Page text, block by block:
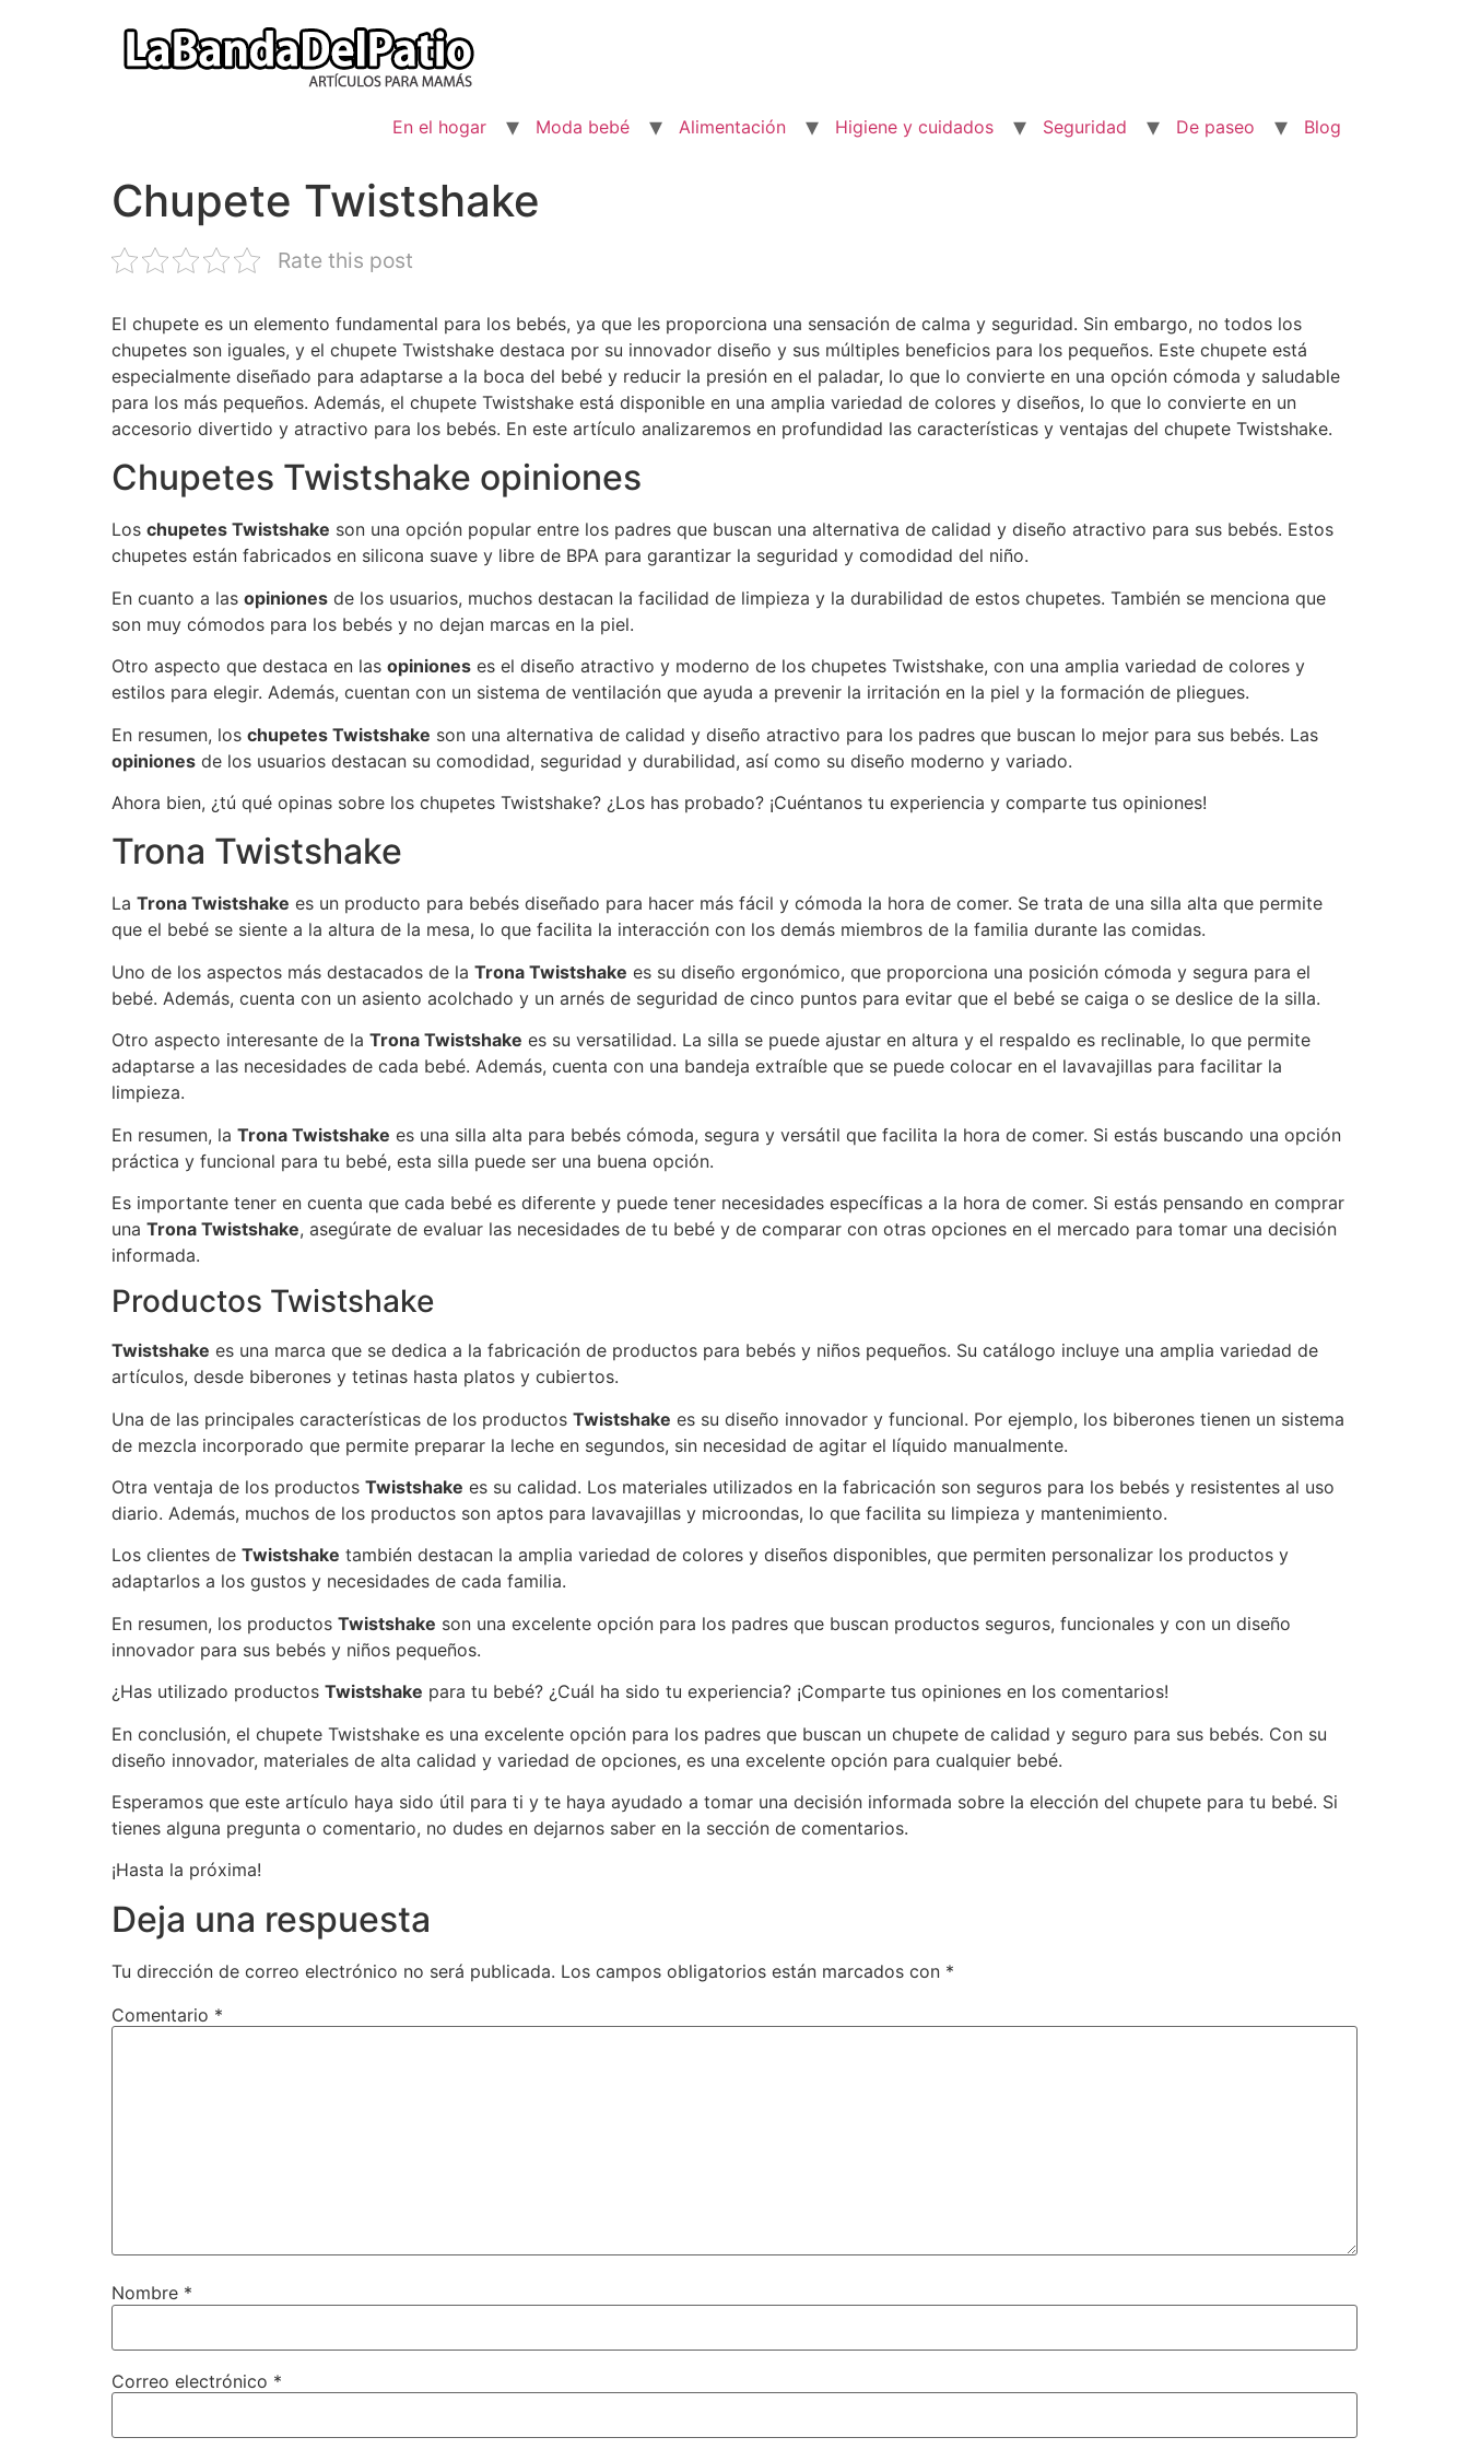
En el hogar Moda bebé Alimentación Higiene y cuidados Seguridad De paseo Blog
Chupete Twistshake
Rate this post
El chupete es un elemento fundamental para los bebés, ya que les proporciona una sensación de calma y seguridad. Sin embargo, no todos los
chupetes son iguales, y el chupete Twistshake destaca por su innovador diseño y sus múltiples beneficios para los pequeños. Este chupete está
especialmente diseñado para adaptarse a la boca del bebé y reducir la presión en el paladar, lo que lo convierte en una opción cómoda y saludable
para los más pequeños. Además, el chupete Twistshake está disponible en una amplia variedad de colores y diseños, lo que lo convierte en un
accesorio divertido y atractivo para los bebés. En este artículo analizaremos en profundidad las características y ventajas del chupete Twistshake.
Chupetes Twistshake opiniones
Los chupetes Twistshake son una opción popular entre los padres que buscan una alternativa de calidad y diseño atractivo para sus bebés. Estos
chupetes están fabricados en silicona suave y libre de BPA para garantizar la seguridad y comodidad del niño.
En cuanto a las opiniones de los usuarios, muchos destacan la facilidad de limpieza y la durabilidad de estos chupetes. También se menciona que
son muy cómodos para los bebés y no dejan marcas en la piel.
Otro aspecto que destaca en las opiniones es el diseño atractivo y moderno de los chupetes Twistshake, con una amplia variedad de colores y
estilos para elegir. Además, cuentan con un sistema de ventilación que ayuda a prevenir la irritación en la piel y la formación de pliegues.
En resumen, los chupetes Twistshake son una alternativa de calidad y diseño atractivo para los padres que buscan lo mejor para sus bebés. Las
opiniones de los usuarios destacan su comodidad, seguridad y durabilidad, así como su diseño moderno y variado.
Ahora bien, ¿tú qué opinas sobre los chupetes Twistshake? ¿Los has probado? ¡Cuéntanos tu experiencia y comparte tus opiniones!
Trona Twistshake
La Trona Twistshake es un producto para bebés diseñado para hacer más fácil y cómoda la hora de comer. Se trata de una silla alta que permite
que el bebé se siente a la altura de la mesa, lo que facilita la interacción con los demás miembros de la familia durante las comidas.
Uno de los aspectos más destacados de la Trona Twistshake es su diseño ergonómico, que proporciona una posición cómoda y segura para el
bebé. Además, cuenta con un asiento acolchado y un arnés de seguridad de cinco puntos para evitar que el bebé se caiga o se deslice de la silla.
Otro aspecto interesante de la Trona Twistshake es su versatilidad. La silla se puede ajustar en altura y el respaldo es reclinable, lo que permite
adaptarse a las necesidades de cada bebé. Además, cuenta con una bandeja extraíble que se puede colocar en el lavavajillas para facilitar la
limpieza.
En resumen, la Trona Twistshake es una silla alta para bebés cómoda, segura y versátil que facilita la hora de comer. Si estás buscando una opción
práctica y funcional para tu bebé, esta silla puede ser una buena opción.
Es importante tener en cuenta que cada bebé es diferente y puede tener necesidades específicas a la hora de comer. Si estás pensando en comprar
una Trona Twistshake, asegúrate de evaluar las necesidades de tu bebé y de comparar con otras opciones en el mercado para tomar una decisión
informada.
Productos Twistshake
Twistshake es una marca que se dedica a la fabricación de productos para bebés y niños pequeños. Su catálogo incluye una amplia variedad de
artículos, desde biberones y tetinas hasta platos y cubiertos.
Una de las principales características de los productos Twistshake es su diseño innovador y funcional. Por ejemplo, los biberones tienen un sistema
de mezcla incorporado que permite preparar la leche en segundos, sin necesidad de agitar el líquido manualmente.
Otra ventaja de los productos Twistshake es su calidad. Los materiales utilizados en la fabricación son seguros para los bebés y resistentes al uso
diario. Además, muchos de los productos son aptos para lavavajillas y microondas, lo que facilita su limpieza y mantenimiento.
Los clientes de Twistshake también destacan la amplia variedad de colores y diseños disponibles, que permiten personalizar los productos y
adaptarlos a los gustos y necesidades de cada familia.
En resumen, los productos Twistshake son una excelente opción para los padres que buscan productos seguros, funcionales y con un diseño
innovador para sus bebés y niños pequeños.
¿Has utilizado productos Twistshake para tu bebé? ¿Cuál ha sido tu experiencia? ¡Comparte tus opiniones en los comentarios!
En conclusión, el chupete Twistshake es una excelente opción para los padres que buscan un chupete de calidad y seguro para sus bebés. Con su
diseño innovador, materiales de alta calidad y variedad de opciones, es una excelente opción para cualquier bebé.
Esperamos que este artículo haya sido útil para ti y te haya ayudado a tomar una decisión informada sobre la elección del chupete para tu bebé. Si
tienes alguna pregunta o comentario, no dudes en dejarnos saber en la sección de comentarios.
¡Hasta la próxima!
Deja una respuesta
Tu dirección de correo electrónico no será publicada. Los campos obligatorios están marcados con *
Comentario *
Nombre *
Correo electrónico *